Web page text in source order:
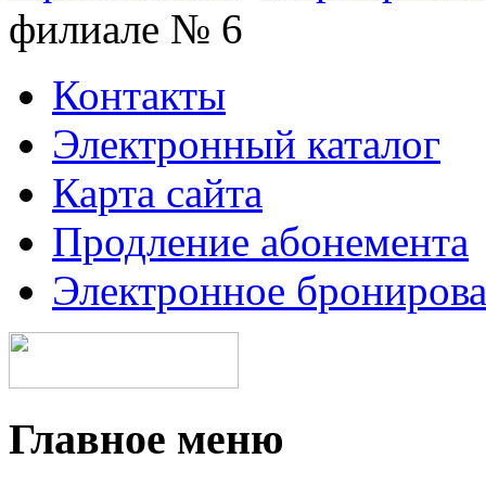
филиале № 6
Контакты
Электронный каталог
Карта сайта
Продление абонемента
Электронное
Главное меню